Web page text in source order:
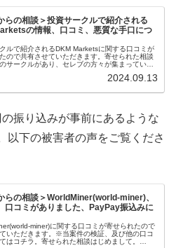
らの相談＞投資サークルで紹介される
の情報、口コミ、悪質な手口につ
ルで紹介されるDKM Marketsに関する口コミが
ので共有させていただきます。寄せられた相談
サークルがあり、セレブの方々が集まっている
2024.09.13
振り込みが事前にあるような
以下の被害者の声をご覧くださ
らの相談＞WorldMiner(world-miner)、
口コミがありました、PayPay振込みに
miner)に関する口コミが寄せられたので
いただきます。※当案件の検証、及び他の口コ
はコチラ。寄せられた相談はじめまして。